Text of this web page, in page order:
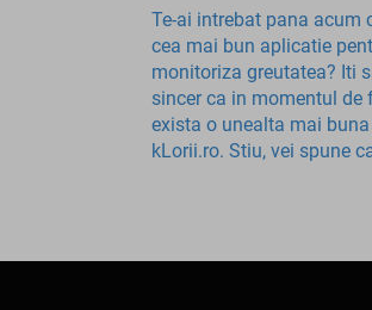
Te-ai intrebat pana acum
cea mai bun aplicatie
monitoriza greutatea? Iti
sincer ca in momentul de
exista o unealta mai
kLorii.ro. Stiu, vei spune